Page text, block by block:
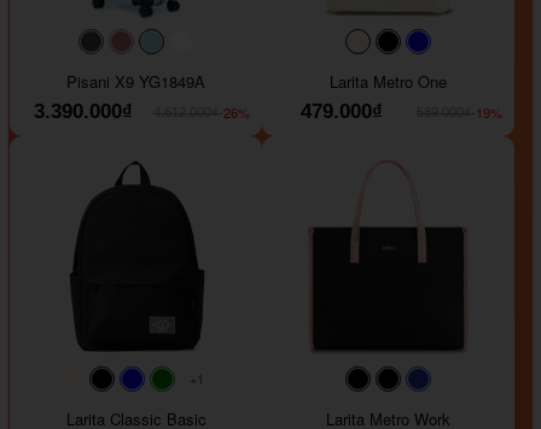
#40454a#b76e79
#9ad8e7
Pisani X9 YG1849A
3.390.000₫
-26%
#faf0e6#000000
Larita Metro One
479.000₫
-19%
#faf0e6
#000000#0000FF#008000
+1
Larita Classic Basic
#000000#000000
Larita Metro Work